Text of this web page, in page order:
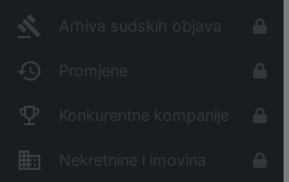
Arhiva sudskih objava
Promjene
Konkurentne kompanije
Nekretnine i imovina